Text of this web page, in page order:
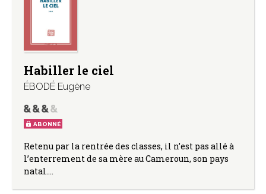
Habiller le ciel
ÉBODÉ Eugène
ABONNÉ
Retenu par la rentrée des classes, il n’est pas allé à
l’enterrement de sa mère au Cameroun, son pays
natal.…